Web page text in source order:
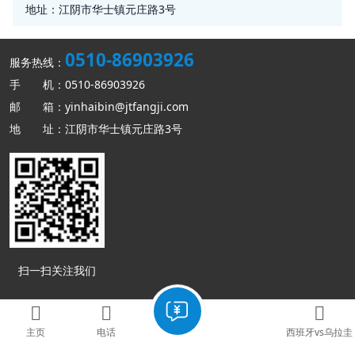
地址： 江阴市华士镇元庄路3号
服务热线： 0510-86903926
手 机：0510-86903926
邮 箱：yinhaibin@jtfangji.com
地 址：江阴市华士镇元庄路3号
扫一扫关注我们
Copyright © 西班牙vs乌拉圭 版权所有
主页 电话 西班牙vs乌拉圭